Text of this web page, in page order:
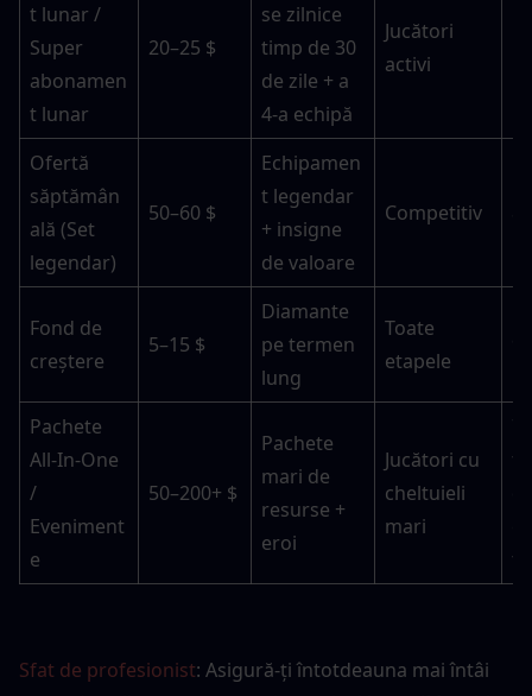
t lunar /
Super
abonamen
t lunar
20–25 $
se zilnice
timp de 30
de zile + a
4-a echipă
Jucători
activi
Ofertă
săptămân
ală (Set
legendar)
50–60 $
Echipamen
t legendar
+ insigne
de valoare
Competitiv
Fond de
creștere
5–15 $
Diamante
pe termen
lung
Toate
etapele
Pachete
All-In-One
/
Eveniment
e
50–200+ $
Pachete
mari de
resurse +
eroi
Jucători cu
cheltuieli
mari
t)
Sfat de profesionist: Asigură-ți întotdeauna mai întâi